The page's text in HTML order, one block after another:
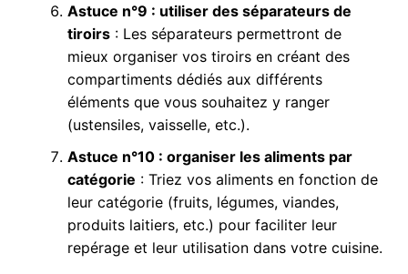
Astuce n°9 : utiliser des séparateurs de
tiroirs: Les séparateurs permettront de
mieux organiser vos tiroirs en créant des
compartiments dédiés aux différents
éléments que vous souhaitez y ranger
(ustensiles, vaisselle, etc.).
Astuce n°10 : organiser les aliments par
catégorie : Triez vos aliments en fonction de
leur catégorie (fruits, légumes, viandes,
produits laitiers, etc.) pour faciliter leur
repérage et leur utilisation dans votre cuisine.